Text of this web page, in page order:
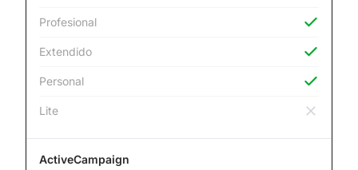
Profesional
Extendido
Personal
Lite
ActiveCampaign